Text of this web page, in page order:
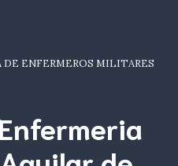
ENFERMEROS MILITARES